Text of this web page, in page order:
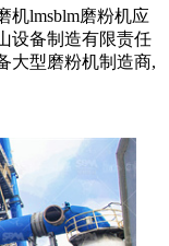
机lmsblm磨粉机应
设备制造有限责任
大型磨粉机制造商,